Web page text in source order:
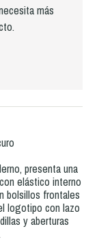
más
presenta una
elástico interno
bolsillos frontales
logotipo con lazo
y aberturas